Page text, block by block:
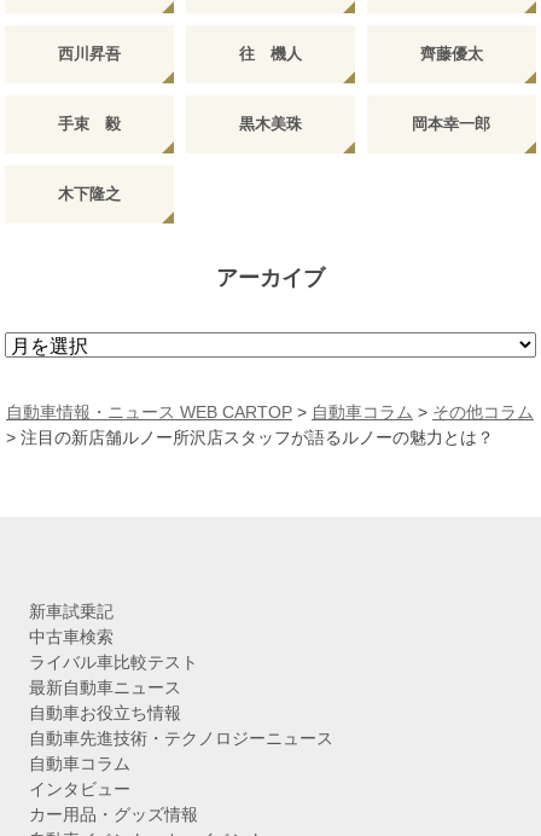
西川昇吾 往 機人 齊藤優太
手束 毅 黒木美珠 岡本幸一郎
木下隆之
アーカイブ
ア
カ
イ
自動車情報・ニュース WEB CARTOP > 自動車コラム > その他コラム
> 注目の新店舗ルノー所沢店スタッフが語るルノーの魅力とは？
新車試乗記
中古車検索
ライバル車比較テスト
最新自動車ニュース
自動車お役立ち情報
自動車先進技術・テクノロジーニュース
自動車コラム
インタビュー
カー用品・グッズ情報